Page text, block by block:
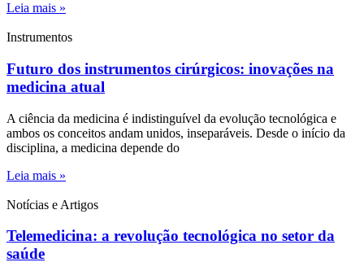
Leia mais »
Instrumentos
Futuro dos instrumentos cirúrgicos: inovações na
medicina atual
A ciência da medicina é indistinguível da evolução tecnológica e
ambos os conceitos andam unidos, inseparáveis. Desde o início da
disciplina, a medicina depende do
Leia mais »
Notícias e Artigos
Telemedicina: a revolução tecnológica no setor da
saúde